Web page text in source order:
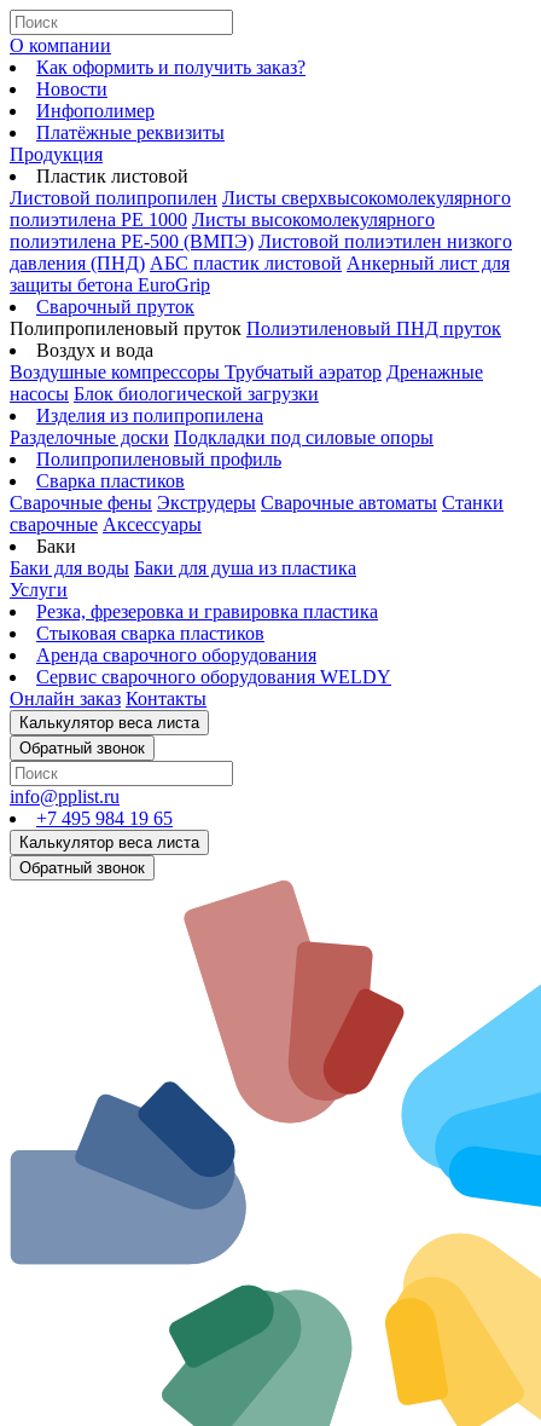
О компании
Как оформить и получить заказ?
Новости
Инфополимер
Платёжные реквизиты
Продукция
Пластик листовой
Листовой полипропилен Листы сверхвысокомолекулярного
полиэтилена PE 1000 Листы высокомолекулярного
полиэтилена РЕ-500 (ВМПЭ) Листовой полиэтилен низкого
давления (ПНД) АБС пластик листовой Анкерный лист для
защиты бетона EuroGrip
Сварочный пруток
Полипропиленовый пруток Полиэтиленовый ПНД пруток
Воздух и вода
Воздушные компрессоры Трубчатый аэратор Дренажные
насосы Блок биологической загрузки
Изделия из полипропилена
Разделочные доски Подкладки под силовые опоры
Полипропиленовый профиль
Сварка пластиков
Сварочные фены Экструдеры Сварочные автоматы Станки
сварочные Аксессуары
Баки
Баки для воды Баки для душа из пластика
Услуги
Резка, фрезеровка и гравировка пластика
Стыковая сварка пластиков
Аренда сварочного оборудования
Сервис сварочного оборудования WELDY
Онлайн заказ Контакты
info@pplist.ru
+7 495 984 19 65